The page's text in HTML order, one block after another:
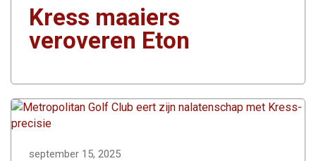
Kress maaiers
veroveren Eton
september 15, 2025